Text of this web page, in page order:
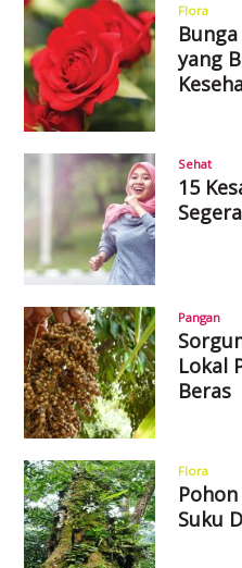
Flora
yang
Sehat
15
Pangan
Lokal
Beras
Flora
Suku